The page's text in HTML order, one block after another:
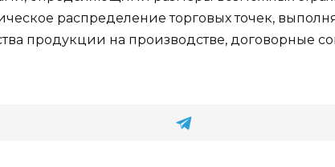
распределение торговых точек,
продукции на производстве, договорные